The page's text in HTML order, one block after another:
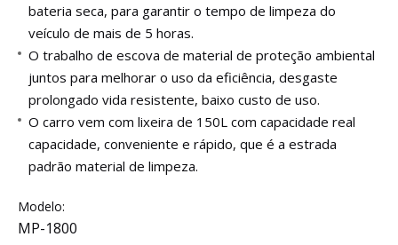
bateria seca, para garantir o tempo de limpeza do
veículo de mais de 5 horas.
O trabalho de escova de material de proteção ambiental
juntos para melhorar o uso da eficiência, desgaste
prolongado vida resistente, baixo custo de uso.
O carro vem com lixeira de 150L com capacidade real
capacidade, conveniente e rápido, que é a estrada
padrão material de limpeza.
Modelo:
MP-1800